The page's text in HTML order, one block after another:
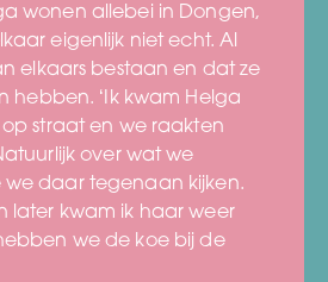
wonen allebei in Dongen,
eigenlijk niet echt. Al
elkaars bestaan en dat ze
hebben. ‘Ik kwam Helga
straat en we raakten
over wat we
daar tegenaan kijken.
later kwam ik haar weer
we de koe bij de